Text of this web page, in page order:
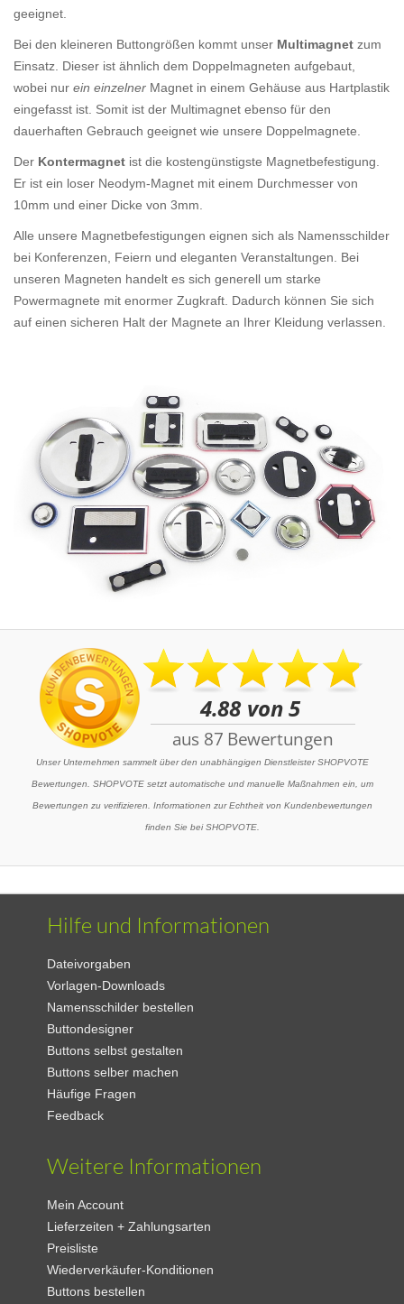
geeignet.
Bei den kleineren Buttongrößen kommt unser Multimagnet zum
Einsatz. Dieser ist ähnlich dem Doppelmagneten aufgebaut,
wobei nur ein einzelner Magnet in einem Gehäuse aus Hartplastik
eingefasst ist. Somit ist der Multimagnet ebenso für den
dauerhaften Gebrauch geeignet wie unsere Doppelmagnete.
Der Kontermagnet ist die kostengünstigste Magnetbefestigung.
Er ist ein loser Neodym-Magnet mit einem Durchmesser von
10mm und einer Dicke von 3mm.
Alle unsere Magnetbefestigungen eignen sich als Namensschilder
bei Konferenzen, Feiern und eleganten Veranstaltungen. Bei
unseren Magneten handelt es sich generell um starke
Powermagnete mit enormer Zugkraft. Dadurch können Sie sich
auf einen sicheren Halt der Magnete an Ihrer Kleidung verlassen.
Unser Unternehmen sammelt über den unabhängigen Dienstleister SHOPVOTE
Bewertungen. SHOPVOTE setzt automatische und manuelle Maßnahmen ein, um
Bewertungen zu verifizieren. Informationen zur Echtheit von Kundenbewertungen
finden Sie bei SHOPVOTE.
Hilfe und Informationen
Dateivorgaben
Vorlagen-Downloads
Namensschilder bestellen
Buttondesigner
Buttons selbst gestalten
Buttons selber machen
Häufige Fragen
Feedback
Weitere Informationen
Mein Account
Lieferzeiten + Zahlungsarten
Preisliste
Wiederverkäufer-Konditionen
Buttons bestellen